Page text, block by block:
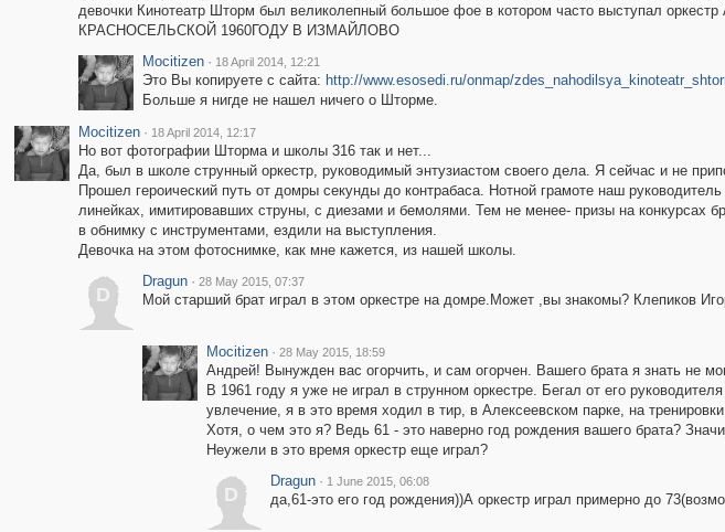
девочки Кинотеатр Шторм был великолепный большое фое в котором часто выступал
КРАСНОСЕЛЬСКОЙ 1960ГОДУ В ИЗМАЙЛОВО
Mocitizen · 18 April 2014, 12:21
Это Вы копируете с сайта: http://www.esosedi.ru/onmap/
Больше я нигде не нашел ничего о Шторме.
Mocitizen · 18 April 2014, 12:17
Но вот фотографии Шторма и школы 316 так и нет...
Да, был в школе струнный оркестр, руководимый энтузиастом своего дела. Я сейчас и не
Прошел героический путь от домры секунды до контрабаса. Нотной грамоте наш
линейках, имитировавших струны, с диезами и бемолями. Тем не менее- призы на конкурсах
в обнимку с инструментами, ездили на выступления.
Девочка на этом фотоснимке, как мне кажется, из нашей школы.
D
Dragun · 28 May 2015, 07:37
Мой старший брат играл в этом оркестре на домре.Может ,вы знакомы? Клепиков
Mocitizen · 28 May 2015, 18:59
Андрей! Вынужден вас огорчить, и сам огорчен. Вашего брата я знать не
В 1961 году я уже не играл в струнном оркестре. Бегал от его
увлечение, я в это время ходил в тир, в Алексеевском парке, на
Хотя, о чем это я? Ведь 61 - это наверно год рождения вашего брата?
Неужели в это время оркестр еще играл?
D
Dragun · 1 June 2015, 06:08
да,61-это его год рождения))А оркестр играл примерно до